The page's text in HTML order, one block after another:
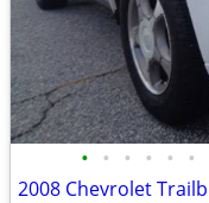
• • • • • •